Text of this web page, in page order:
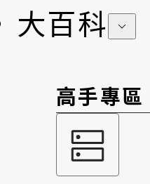
大百科
高手專區